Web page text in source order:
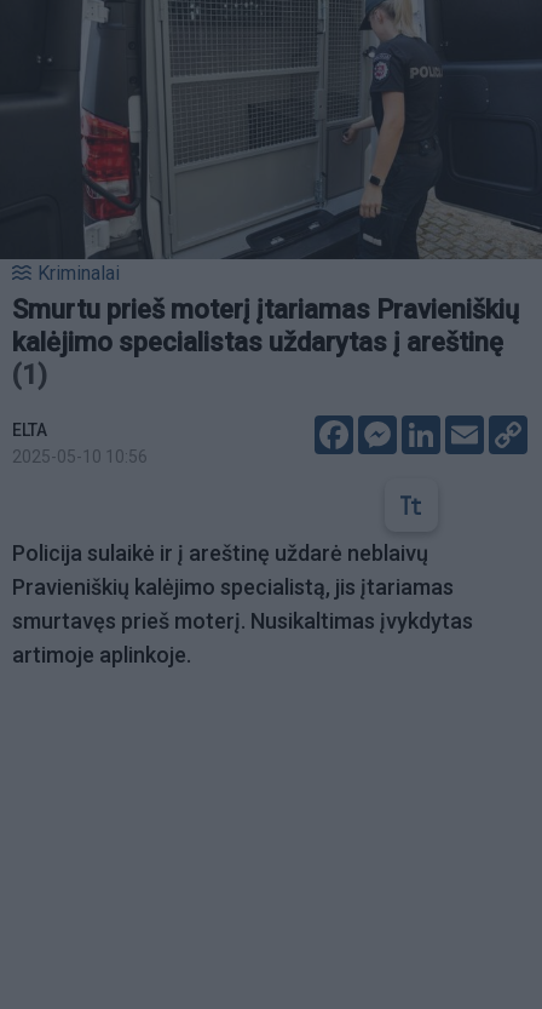
Kriminalai
Smurtu prieš moterį įtariamas Pravieniškių
kalėjimo specialistas uždarytas į areštinę
(1)
ELTA
2025-05-10 10:56
FacebookMessenger
LinkedIn
Email
Policija sulaikė ir į areštinę uždarė neblaivų
Pravieniškių kalėjimo specialistą, jis įtariamas
smurtavęs prieš moterį. Nusikaltimas įvykdytas
artimoje aplinkoje.